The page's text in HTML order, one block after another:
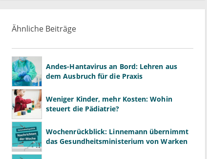
Ähnliche Beiträge
Andes-Hantavirus an Bord: Lehren aus
dem Ausbruch für die Praxis
Weniger Kinder, mehr Kosten: Wohin
steuert die Pädiatrie?
Wochenrückblick: Linnemann übernimmt
das Gesundheitsministerium von Warken